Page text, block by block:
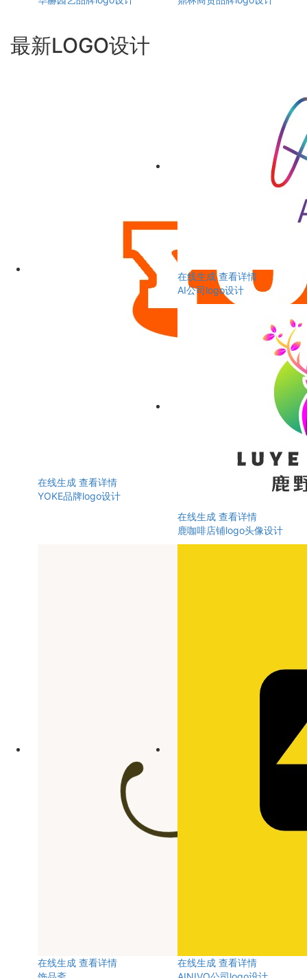
最新LOGO设计
在线生成 查看详情
YOKE品牌logo设计
在线生成 查看详情
AI公司logo设计
在线生成 查看详情
鹿咖啡店铺logo头像设计
在线生成 查看详情
在线生成 查看详情